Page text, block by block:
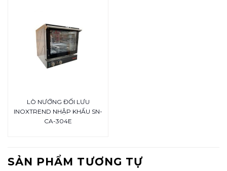
LÒ NƯỚNG ĐỐI LƯU
INOXTREND NHẬP KHẨU SN-
CA-304E
SẢN PHẨM TƯƠNG TỰ